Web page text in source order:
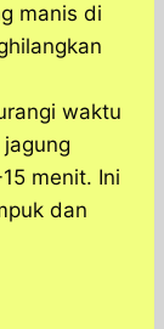
manis di
waktu
menit. Ini
dan